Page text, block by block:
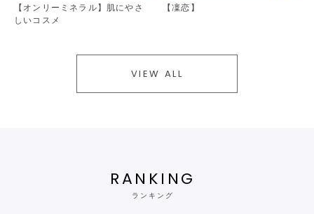
【オンリーミネラル】肌にやさ
しいコスメ
【凜恋】
VIEW ALL
RANKING
ランキング